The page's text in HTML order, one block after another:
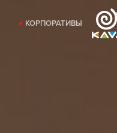
КОРПОРАТИВЫ